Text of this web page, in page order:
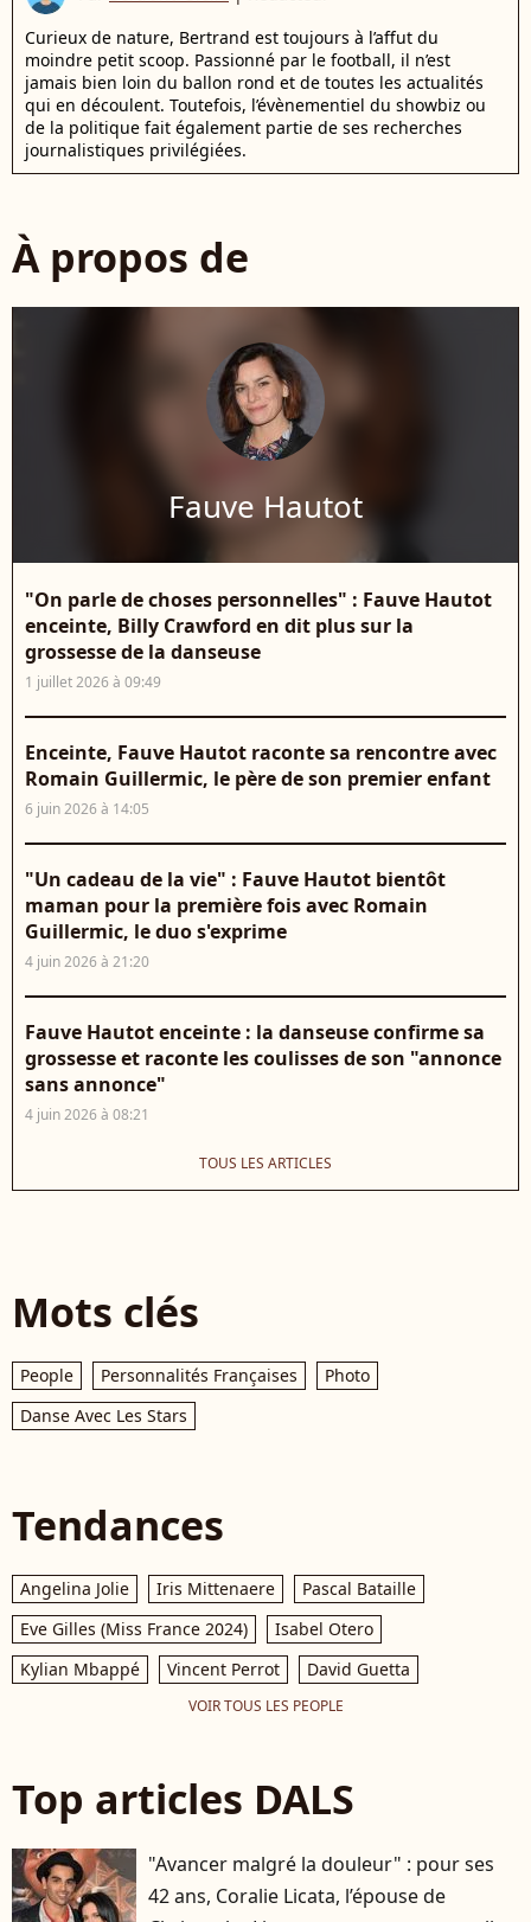
Curieux de nature, Bertrand est toujours à l’affut du
moindre petit scoop. Passionné par le football, il n’est
jamais bien loin du ballon rond et de toutes les actualités
qui en découlent. Toutefois, l’évènementiel du showbiz ou
de la politique fait également partie de ses recherches
journalistiques privilégiées.
À propos de
Fauve Hautot
"On parle de choses personnelles" : Fauve Hautot
enceinte, Billy Crawford en dit plus sur la
grossesse de la danseuse
1 juillet 2026 à 09:49
Enceinte, Fauve Hautot raconte sa rencontre avec
Romain Guillermic, le père de son premier enfant
6 juin 2026 à 14:05
"Un cadeau de la vie" : Fauve Hautot bientôt
maman pour la première fois avec Romain
Guillermic, le duo s'exprime
4 juin 2026 à 21:20
Fauve Hautot enceinte : la danseuse confirme sa
grossesse et raconte les coulisses de son "annonce
sans annonce"
4 juin 2026 à 08:21
TOUS LES ARTICLES
Mots clés
People Personnalités Françaises
Photo
Danse Avec Les Stars
Tendances
Angelina Jolie Iris Mittenaere
Pascal Bataille
Eve Gilles (Miss France 2024)
Isabel Otero
Kylian Mbappé
Vincent Perrot David Guetta
VOIR TOUS LES PEOPLE
Top articles DALS
"Avancer malgré la douleur" : pour ses
42 ans, Coralie Licata, l’épouse de